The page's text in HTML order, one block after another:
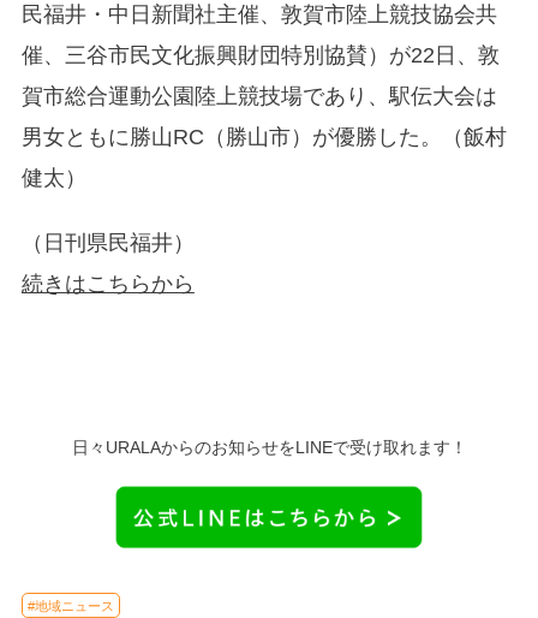
民福井・中日新聞社主催、敦賀市陸上競技協会共
催、三谷市民文化振興財団特別協賛）が22日、敦
賀市総合運動公園陸上競技場であり、駅伝大会は
男女ともに勝山RC（勝山市）が優勝した。（飯村
健太）
（日刊県民福井）
続きはこちらから
日々URALAからのお知らせをLINEで受け取れます！
#地域ニュース